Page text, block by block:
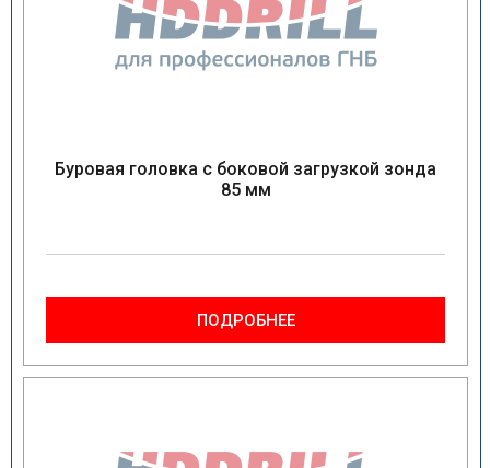
Буровая головка с боковой загрузкой зонда
85 мм
ПОДРОБНЕЕ